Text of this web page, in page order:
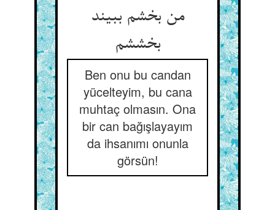
من بخشم ببیند
بخششم
Ben onu bu candan
yücelteyim, bu cana
muhtaç olmasın. Ona
bir can bağışlayayım
da ihsanımı onunla
görsün!